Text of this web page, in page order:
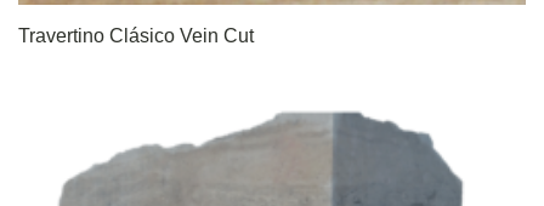
Travertino Clásico Vein Cut